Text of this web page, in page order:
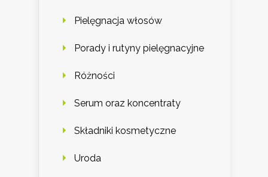
Pielęgnacja włosów
Porady i rutyny pielęgnacyjne
Różności
Serum oraz koncentraty
Składniki kosmetyczne
Uroda